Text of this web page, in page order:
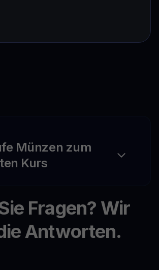
Münzen zum
Kurs
Fragen? Wir
Antworten.